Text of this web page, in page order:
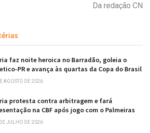
Da redação CN
faz noite heroica no Barradão, goleia o
PR e avança às quartas da Copa do Brasil
AGOSTO DE 2026
protesta contra arbitragem e fará
na CBF após jogo com o Palmeiras
JULHO DE 2026